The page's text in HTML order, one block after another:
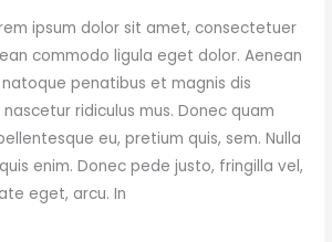
ipsum dolor sit amet, consectetuer
commodo ligula eget dolor. Aenean
penatibus et magnis dis
ridiculus mus. Donec quam
eu, pretium quis, sem. Nulla
enim. Donec pede justo, fringilla vel,
eget, arcu. In